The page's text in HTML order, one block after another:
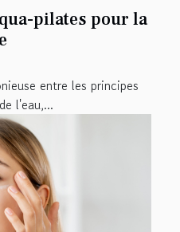
pilates pour la
entre les principes
l'eau,...